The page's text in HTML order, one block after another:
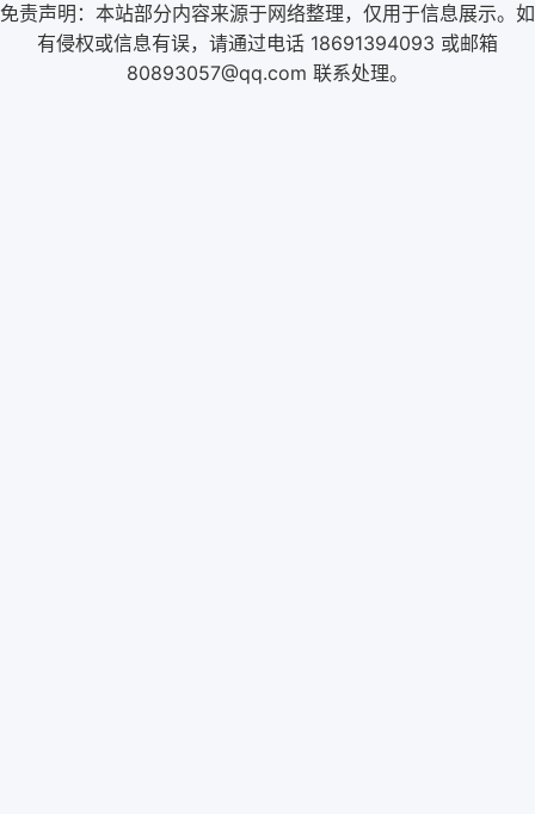
免责声明：本站部分内容来源于网络整理，仅用于信息展示。如
有侵权或信息有误，请通过电话 18691394093 或邮箱
80893057@qq.com 联系处理。